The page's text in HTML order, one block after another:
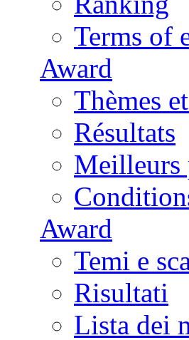
Terms of
Award
Thèmes
Résultats
Meilleurs
Award
Temi e
Risultati
Lista dei